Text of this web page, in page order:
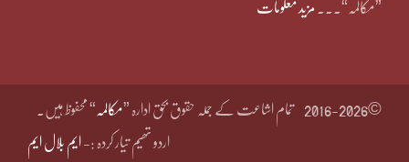
”مکالمہ“۔۔۔ مزید معلومات
©2016-2026 تمام اشاعت کے جملہ حقوق بحق ادارہ ”مکالمہ “ محفوظ ہیں۔
اردو تھیم تیار کردہ :- ایم بلال ایم